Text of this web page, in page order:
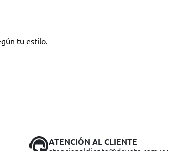
tu estilo.
ATENCIÓN AL CLIENTE